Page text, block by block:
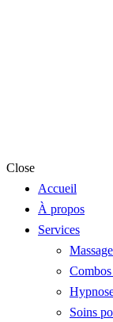
Close
Accueil
À propos
Services
Soins